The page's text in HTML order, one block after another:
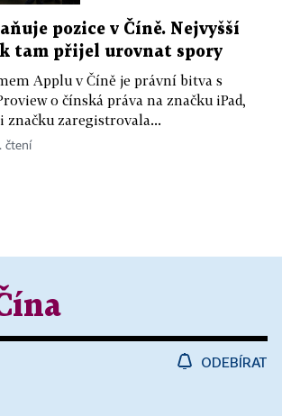
pozice v Číně. Nejvyšší
tam přijel urovnat spory
Applu v Číně je právní bitva s
o čínská práva na značku iPad,
značku zaregistrovala...
čtení
ODEBÍRAT